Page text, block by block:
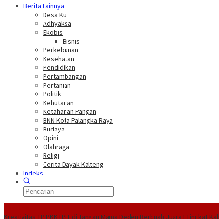
Berita Lainnya
Desa Ku
Adhyaksa
Ekobis
Bisnis
Perkebunan
Kesehatan
Pendidikan
Pertambangan
Pertanian
Politik
Kehutanan
Ketahanan Pangan
BNN Kota Palangka Raya
Budaya
Opini
Olahraga
Religi
Cerita Dayak Kalteng
Indeks
Kreativitas TP PKK HST di Tangan Mama Deden Berbuah Juara I Tingkat